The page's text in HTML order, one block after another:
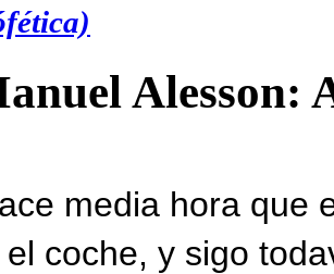
Alesson:
media hora que
coche, y sigo